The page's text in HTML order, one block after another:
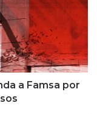
a Famsa por